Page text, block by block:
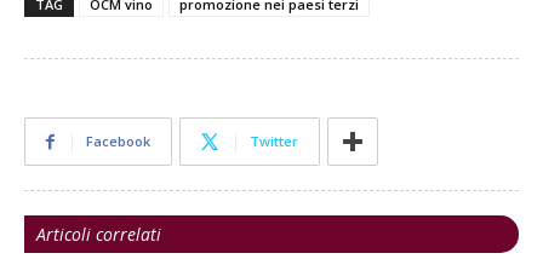
TAG OCM vino promozione nei paesi terzi
Facebook Twitter
Articoli correlati